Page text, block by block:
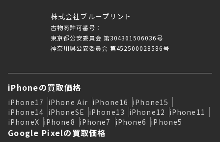
株式会社ブループリント
古物商許可番号：
東京都公安委員会 第304361506036号
神奈川県公安委員会 第452500028586号
iPhoneの買取価格
iPhone17 iPhone Air iPhone16 iPhone15
iPhone14 iPhoneSE iPhone13 iPhone12 iPhone11
iPhoneX iPhone8 iPhone7 iPhone6 iPhone5
Google Pixelの買取価格